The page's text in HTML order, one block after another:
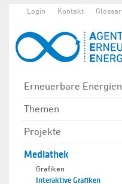
Login Kontakt Glossar
Erneuerbare Energien
Themen
Projekte
Mediathek
Grafiken
Interaktive Grafiken